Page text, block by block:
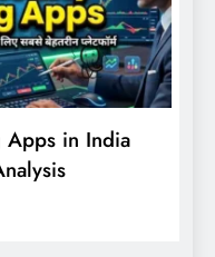
Apps in India